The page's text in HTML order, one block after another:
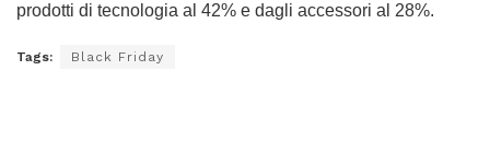
prodotti di tecnologia al 42% e dagli accessori al 28%.
Tags: Black Friday